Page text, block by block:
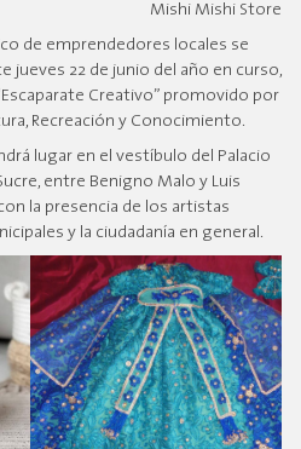
Mishi Mishi Store
de emprendedores locales se
jueves 22 de junio del año en curso,
Creativo” promovido por
Recreación y Conocimiento.
lugar en el vestíbulo del Palacio
entre Benigno Malo y Luis
la presencia de los artistas
y la ciudadanía en general.